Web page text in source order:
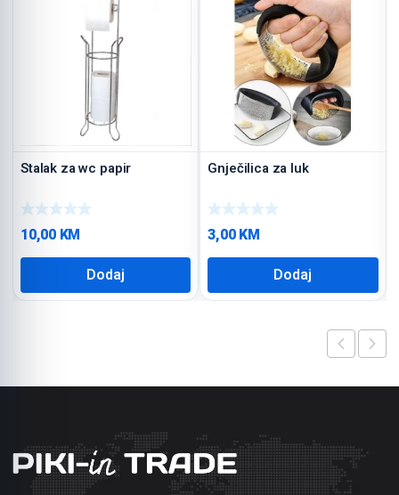
Stalak za wc papir
10,00 KM
Dodaj
Gnječilica za luk
3,00KM
Dodaj